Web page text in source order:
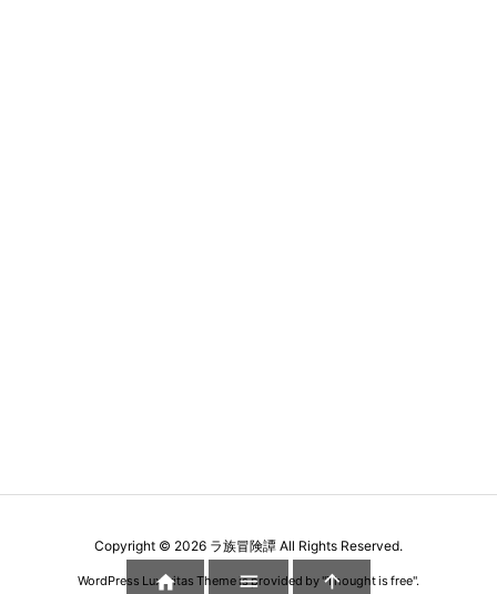
Copyright © 2026 ラ族冒険譚 All Rights Reserved.
WordPress Luxeritas Theme is provided by "Thought is free".
  